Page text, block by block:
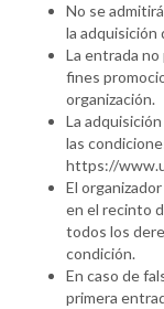
No se
la adquisición
La entrada
fines
organización.
La
las
https://
El
en el recinto
todos los
condición.
En caso de
primera